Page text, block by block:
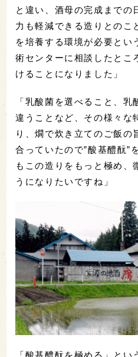
と違い、酒母の完成までの
力も軽減できる造りとのこ
を培養する環境が必要とい
術センターに相談したとこ
けることになりました」
「乳酸菌を選べること、
違うことなど、その様々な
り、燗で炊き立てのご飯の
合っていたので”酸基醴酛”
もこの造りをもっと極め、
うになりたいですね」